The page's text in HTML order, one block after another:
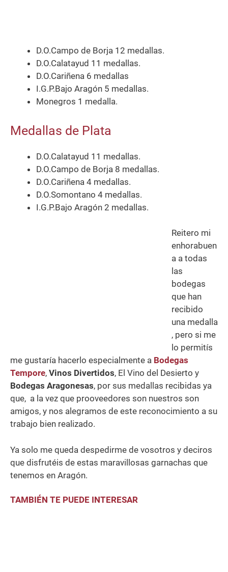
D.O.Campo de Borja 12 medallas.
D.O.Calatayud 11 medallas.
D.O.Cariñena 6 medallas
I.G.P.Bajo Aragón 5 medallas.
Monegros 1 medalla.
Medallas de Plata
D.O.Calatayud 11 medallas.
D.O.Campo de Borja 8 medallas.
D.O.Cariñena 4 medallas.
D.O.Somontano 4 medallas.
I.G.P.Bajo Aragón 2 medallas.
Reitero mi
enhorabuen
a a todas
las
bodegas
que han
recibido
una medalla
, pero si me
lo permitís
me gustaría hacerlo especialmente a Bodegas
Tempore, Vinos Divertidos, El Vino del Desierto y
Bodegas Aragonesas, por sus medallas recibidas ya
que, a la vez que prooveedores son nuestros son
amigos, y nos alegramos de este reconocimiento a su
trabajo bien realizado.
Ya solo me queda despedirme de vosotros y deciros
que disfrutéis de estas maravillosas garnachas que
tenemos en Aragón.
TAMBIÉN TE PUEDE INTERESAR